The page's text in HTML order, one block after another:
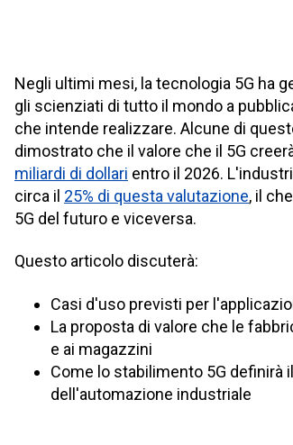
Negli ultimi mesi, la tecnologia 5G ha
gli scienziati di tutto il mondo a
che intende realizzare. Alcune di
dimostrato che il valore che il 5G
miliardi di dollari entro il 2026.
circa il 25% di questa valutazione, il
5G del futuro e viceversa.
Questo articolo discuterà:
Casi d'uso previsti per
La proposta di valore che le
e ai magazzini
Come lo stabilimento 5G definirà
dell'automazione industriale